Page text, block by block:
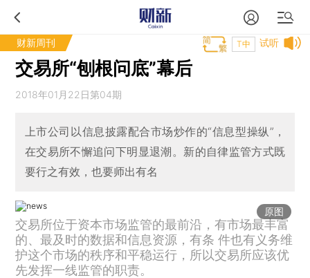
财新周刊 试听
T中
交易所“刨根问底”幕后
2018年01月22日第04期
上市公司以信息披露配合市场炒作的“信息型操纵”，
在交易所不懈追问下明显退潮。新的自律监管方式既
要行之有效，也要师出有名
原图
交易所位于资本市场监管的最前沿，有市场最丰富
的、最及时的数据和信息资源，有条 件也有义务维
护这个市场的秩序和平稳运行，所以交易所应该优
先发挥一线监管的职责。